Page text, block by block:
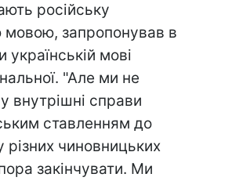
російську
мовою, запропонував в
українській мові
"Але ми не
внутрішні справи
ставленням до
різних чиновницьких
закінчувати. Ми